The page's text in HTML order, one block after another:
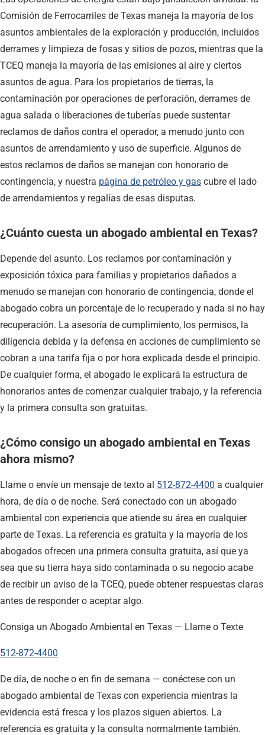
Comisión de Ferrocarriles de Texas maneja la mayoría de los
asuntos ambientales de la exploración y producción, incluidos
derrames y limpieza de fosas y sitios de pozos, mientras que la
TCEQ maneja la mayoría de las emisiones al aire y ciertos
asuntos de agua. Para los propietarios de tierras, la
contaminación por operaciones de perforación, derrames de
agua salada o liberaciones de tuberías puede sustentar
reclamos de daños contra el operador, a menudo junto con
asuntos de arrendamiento y uso de superficie. Algunos de
estos reclamos de daños se manejan con honorario de
contingencia, y nuestra página de petróleo y gas cubre el lado
de arrendamientos y regalías de esas disputas.
¿Cuánto cuesta un abogado ambiental en Texas?
Depende del asunto. Los reclamos por contaminación y
exposición tóxica para familias y propietarios dañados a
menudo se manejan con honorario de contingencia, donde el
abogado cobra un porcentaje de lo recuperado y nada si no hay
recuperación. La asesoría de cumplimiento, los permisos, la
diligencia debida y la defensa en acciones de cumplimiento se
cobran a una tarifa fija o por hora explicada desde el principio.
De cualquier forma, el abogado le explicará la estructura de
honorarios antes de comenzar cualquier trabajo, y la referencia
y la primera consulta son gratuitas.
¿Cómo consigo un abogado ambiental en Texas
ahora mismo?
Llame o envíe un mensaje de texto al 512-872-4400 a cualquier
hora, de día o de noche. Será conectado con un abogado
ambiental con experiencia que atiende su área en cualquier
parte de Texas. La referencia es gratuita y la mayoría de los
abogados ofrecen una primera consulta gratuita, así que ya
sea que su tierra haya sido contaminada o su negocio acabe
de recibir un aviso de la TCEQ, puede obtener respuestas claras
antes de responder o aceptar algo.
Consiga un Abogado Ambiental en Texas — Llame o Texte
512-872-4400
De día, de noche o en fin de semana — conéctese con un
abogado ambiental de Texas con experiencia mientras la
evidencia está fresca y los plazos siguen abiertos. La
referencia es gratuita y la consulta normalmente también.